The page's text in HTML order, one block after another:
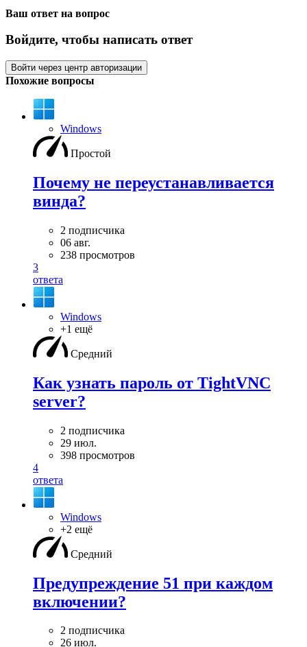
Ваш ответ на вопрос
Войдите, чтобы написать ответ
Войти через центр авторизации
Похожие вопросы
Windows
Простой
Почему не переустанавливается
винда?
2 подписчика
06 авг.
238 просмотров
3
ответа
Windows
+1 ещё
Средний
Как узнать пароль от TightVNC
server?
2 подписчика
29 июл.
398 просмотров
4
ответа
Windows
+2 ещё
Средний
Предупреждение 51 при каждом
включении?
2 подписчика
26 июл.